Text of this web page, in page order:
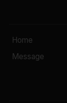
Home
Message